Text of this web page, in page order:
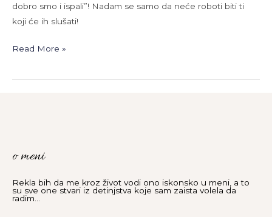
dobro smo i ispali”! Nadam se samo da neće roboti biti ti
koji će ih slušati!
Read More »
o meni
Rekla bih da me kroz život vodi ono iskonsko u meni, a to
su sve one stvari iz detinjstva koje sam zaista volela da
radim...